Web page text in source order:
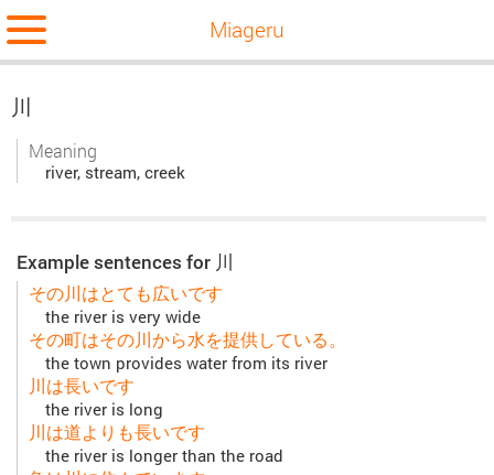
Miageru
川
Meaning
river, stream, creek
Example sentences for 川
その川はとても広いです
the river is very wide
その町はその川から水を提供している。
the town provides water from its river
川は長いです
the river is long
川は道よりも長いです
the river is longer than the road